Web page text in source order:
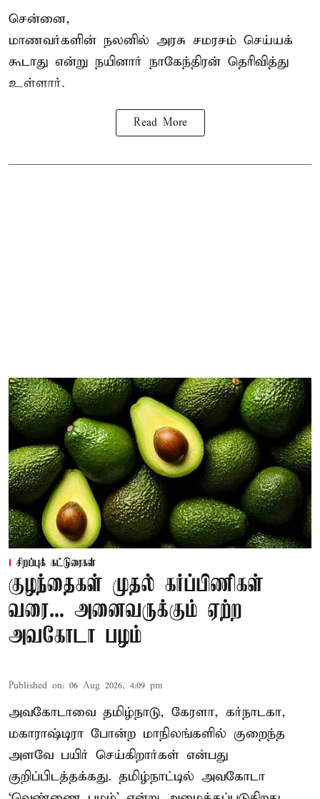
சென்னை,
மாணவர்களின் நலனில் அரசு சமரசம் செய்யக்
கூடாது என்று நயினார் நாகேந்திரன் தெரிவித்து
உள்ளார்.
Read More
சிறப்புக் கட்டுரைகள்
குழந்தைகள் முதல் கர்ப்பிணிகள்
வரை... அனைவருக்கும் ஏற்ற
அவகோடா பழம்
Published on: 06 Aug 2026, 4:09 pm
அவகோடாவை தமிழ்நாடு, கேரளா, கர்நாடகா,
மகாராஷ்டிரா போன்ற மாநிலங்களில் குறைந்த
அளவே பயிர் செய்கிறார்கள் என்பது
குறிப்பிடத்தக்கது. தமிழ்நாட்டில் அவகோடா